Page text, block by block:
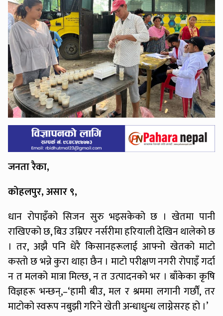
जनता रैका,
कोहलपुर, असार ९,
धान रोपाइँको सिजन सुरु भइसकेको छ । खेतमा पानी
राखिएको छ, बिउ उम्रिएर नर्सरीमा हरियाली देखिन थालेको छ
। तर, अझै पनि धेरै किसानहरूलाई आफ्नो खेतको माटो
कस्तो छ भन्ने कुरा थाहा छैन । माटो परीक्षण नगरी रोपाइँ गर्दा
न त मलको मात्रा मिल्छ, न त उत्पादनको भर । बाँकेका कृषि
विज्ञहरू भन्छन्,–‘हामी बीउ, मल र श्रममा लगानी गर्छौं, तर
माटोको स्वरूप नबुझी गरिने खेती अन्धाधुन्ध लाग्नेसरह हो ।’